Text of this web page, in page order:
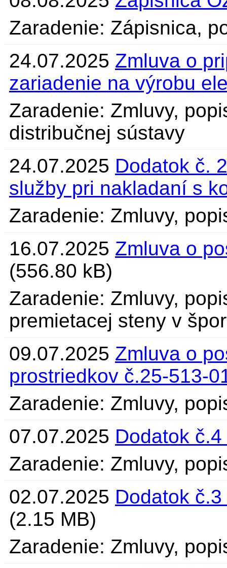
Zaradenie: Zápisnica,
24.07.2025 Zmluva o
zariadenie na výrobu
Zaradenie: Zmluvy,
distribučnej sústavy
24.07.2025 Dodatok č.
služby pri nakladaní s
Zaradenie: Zmluvy,
16.07.2025 Zmluva o
(556.80 kB)
Zaradenie: Zmluvy,
premietacej steny v
09.07.2025 Zmluva o
prostriedkov č.25-513-
Zaradenie: Zmluvy,
07.07.2025 Dodatok
Zaradenie: Zmluvy,
02.07.2025 Dodatok
(2.15 MB)
Zaradenie: Zmluvy,